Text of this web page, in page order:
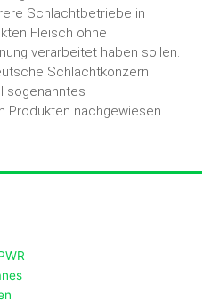
Schlachtbetriebe in
Fleisch ohne
verarbeitet haben sollen.
Schlachtkonzern
sogenanntes
Produkten nachgewiesen